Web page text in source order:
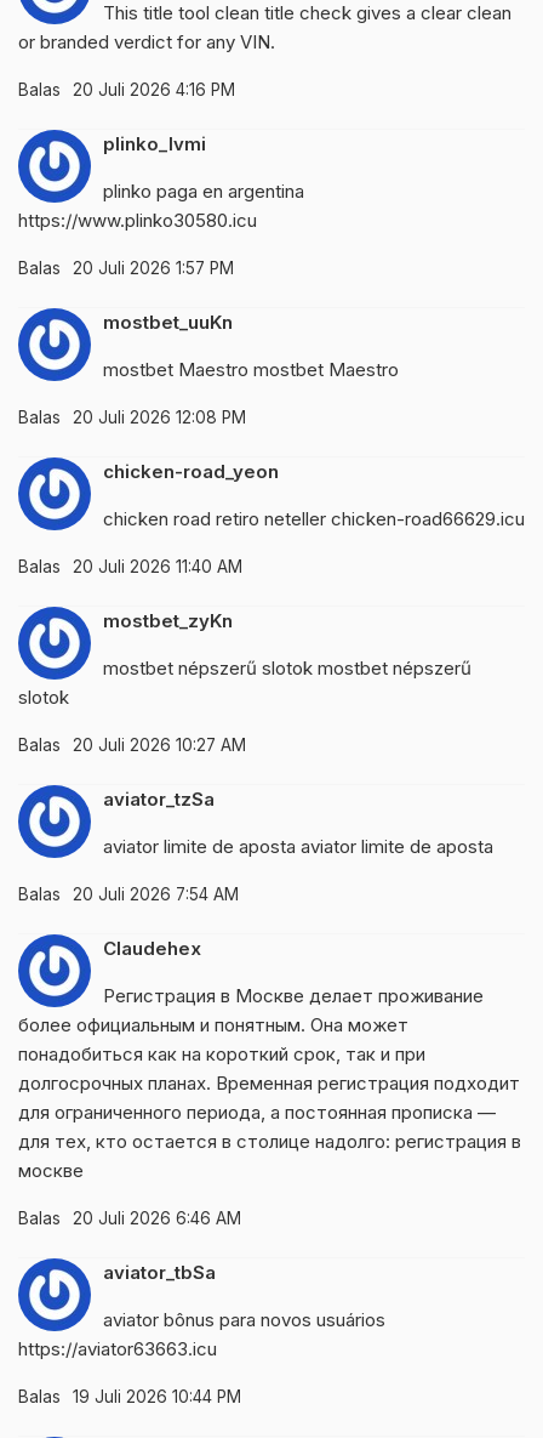
This title tool clean title check gives a clear clean
or branded verdict for any VIN.
Balas 20 Juli 2026 4:16 PM
plinko_lvmi
plinko paga en argentina
https://www.plinko30580.icu
Balas 20 Juli 2026 1:57 PM
mostbet_uuKn
mostbet Maestro mostbet Maestro
Balas 20 Juli 2026 12:08 PM
chicken-road_yeon
chicken road retiro neteller chicken-road66629.icu
Balas 20 Juli 2026 11:40 AM
mostbet_zyKn
mostbet népszerű slotok mostbet népszerű
slotok
Balas 20 Juli 2026 10:27 AM
aviator_tzSa
aviator limite de aposta aviator limite de aposta
Balas 20 Juli 2026 7:54 AM
Claudehex
Регистрация в Москве делает проживание
более официальным и понятным. Она может
понадобиться как на короткий срок, так и при
долгосрочных планах. Временная регистрация подходит
для ограниченного периода, а постоянная прописка —
для тех, кто остается в столице надолго: регистрация в
москве
Balas 20 Juli 2026 6:46 AM
aviator_tbSa
aviator bônus para novos usuários
https://aviator63663.icu
Balas 19 Juli 2026 10:44 PM